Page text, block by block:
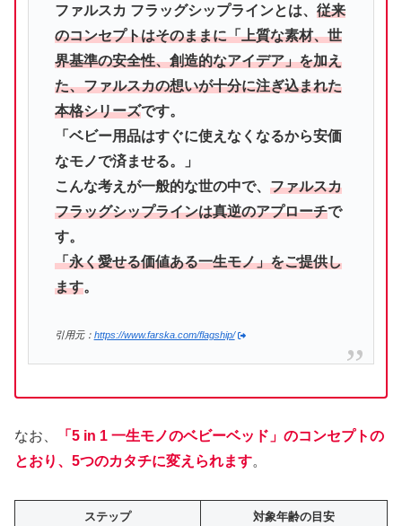
ファルスカ フラッグシップラインとは、 従来
のコンセプトはそのままに「上質な素材、世
界基準の安全性、創造的なアイデア」を加え
た、ファルスカの想いが十分に注ぎ込まれた
本格シリーズです。
「ベビー用品はすぐに使えなくなるから安価
なモノで済ませる。」
こんな考えが一般的な世の中で、 ファルスカ
フラッグシップラインは真逆のアプローチで
す。
「永く愛せる価値ある一生モノ」をご提供し
ます。
引用元： https://www.farska.com/flagship/
なお、
「5 in 1 一生モノのベビーベッド」のコンセプトの
とおり、5つのカタチに変えられます。
ステップ 対象年齢の目安